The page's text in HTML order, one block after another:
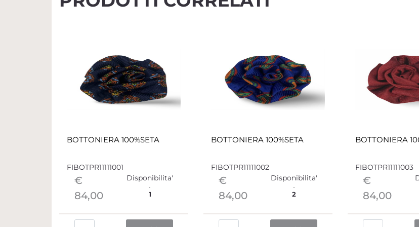
BOTTONIERA 100%SETA
FIBOTPR11111001
€
84,00
Disponibilita'
1
BOTTONIERA 100%SETA
FIBOTPR11111002
€
84,00
Disponibilita'
2
BOTTONIERA
FIBOTPR11111003
€
84,00